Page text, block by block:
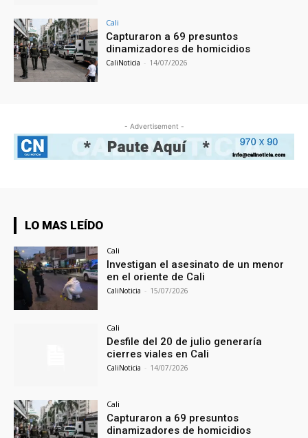
Cali
Capturaron a 69 presuntos
dinamizadores de homicidios
CaliNoticia - 14/07/2026
- Advertisement -
LO MAS LEÍDO
Cali
Investigan el asesinato de un menor
en el oriente de Cali
CaliNoticia - 15/07/2026
Cali
Desfile del 20 de julio generaría
cierres viales en Cali
CaliNoticia - 14/07/2026
Cali
Capturaron a 69 presuntos
dinamizadores de homicidios